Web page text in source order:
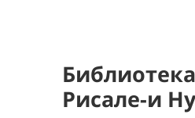
Библиотека
Рисале-и